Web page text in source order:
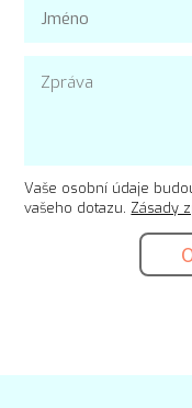
Vaše osobní údaje
vašeho dotazu. Zásady